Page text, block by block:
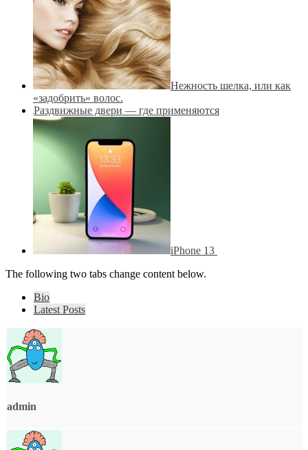
Нежность шелка, или как
«задобрить» волос.
Раздвижные двери — где применяются
iPhone 13
The following two tabs change content below.
Bio
Latest Posts
admin